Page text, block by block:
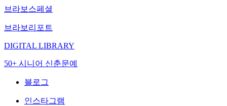
브라보스페셜
브라보리포트
DIGITAL LIBRARY
50+ 시니어 신춘문예
블로그
인스타그램